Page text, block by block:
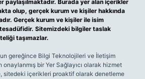
paylaşılmaktadır. Burada yer alan içerikler
olup, gerçek kurum ve kişiler hakkında
Gerçek kurum ve kişiler ile isim
Sitemizdeki bilgiler taslak
taşımazlar.
gereğince Bilgi Teknolojileri ve İletişim
onaylanmış bir Yer Sağlayıcı olarak hizmet
sitedeki içerikleri proaktif olarak denetleme